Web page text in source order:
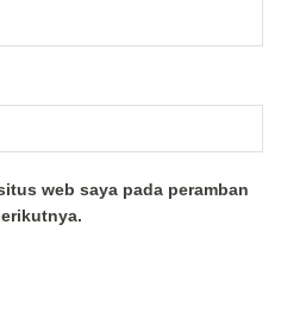
web saya pada peramban